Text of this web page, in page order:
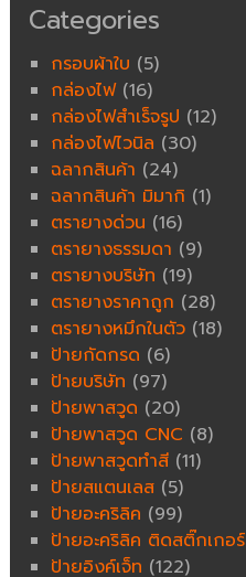
Categories
กรอบผ้าใบ (5)
กล่องไฟ(16)
กล่องไฟสำเร็จรูป (12)
กล่องไฟไวนิล (30)
ฉลากสินค้า (24)
ฉลากสินค้า มิมากิ (1)
ตรายางด่วน (16)
ตรายางธรรมดา (9)
ตรายางบริษัท (19)
ตรายางราคาถูก (28)
ตรายางหมึกในตัว (18)
ป้ายกัดกรด (6)
ป้ายบริษัท (97)
ป้ายพาสวูด (20)
ป้ายพาสวูด CNC (8)
ป้ายพาสวูดทำสี (11)
ป้ายสแตนเลส (5)
ป้ายอะคริลิค (99)
ป้ายอะคริลิค ติดสติ๊กเกอร์
ป้ายอิงค์เจ็ท (122)